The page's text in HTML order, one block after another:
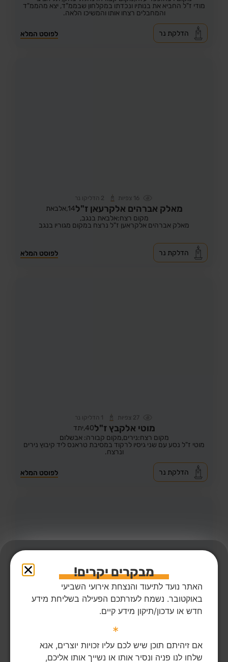
מודי ז"ל החביא את בנותיו ונכדתו במקלחון שבממ"ד, יצא מהממ"ד
והמחבלים רצחו אותו והמשיכו הלאה.
לפוסט המלא הדלקת נר
16 צפיות 2 הדליקו נר
מאלק אברהים אלקרעאן ז"ל14, אלבאת
מקום רצח:אלבאת בנגב,
מאלק אברהים אלקראען ז"ל נרצח במקום מגוריו בנגב
לפוסט המלא הדלקת נר
27 צפיות 1 הדליקו נר
מוטי אלקבץ ז"ל40, יתד
מקום רצח:נירים,מקום קבורה: אבשלום
מוטי ז"ל נסע עם שני גיסיו לרקוד במסיבת טראנס ליד קיבוץ נירים
ונרצח.
לפוסט המלא הדלקת נר
מאיר אלחרר ז"ל59,חולית
מקום רצח:חולית,מקום קבורה: בית העלמין הישן באר שבע
מבקרים יקרים!
האתר נועד לתיעוד והנצחת אירועי השביעי
באוקטובר. נשמח לעזרתכם הפעילה בשליחת מידע
חדש או עדכון/תיקון מידע קיים.
*
אם זיהיתם תוכן שיש לכם עליו זכויות יוצרים, אנא
שלחו לנו פניה ונסיר אותו או נשייך אותו אליכם,